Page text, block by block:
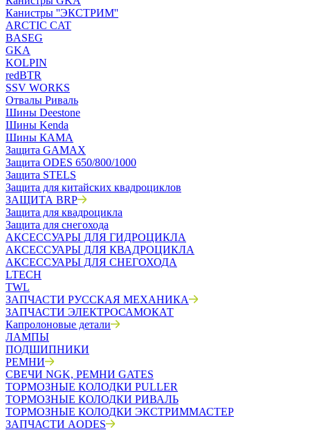
Канистры ''ЭКСТРИМ''
ARCTIC CAT
BASEG
GKA
KOLPIN
redBTR
SSV WORKS
Отвалы Риваль
Шины Deestone
Шины Kenda
Шины КАМА
Защита GAMAX
Защита ODES 650/800/1000
Защита STELS
Защита для китайских квадроциклов
ЗАЩИТА BRP
Защита для квадроцикла
Защита для снегохода
АКСЕССУАРЫ ДЛЯ ГИДРОЦИКЛА
АКСЕССУАРЫ ДЛЯ КВАДРОЦИКЛА
АКСЕССУАРЫ ДЛЯ СНЕГОХОДА
LTECH
TWL
ЗАПЧАСТИ РУССКАЯ МЕХАНИКА
ЗАПЧАСТИ ЭЛЕКТРОСАМОКАТ
Капролоновые детали
ЛАМПЫ
ПОДШИПНИКИ
РЕМНИ
СВЕЧИ NGK, РЕМНИ GATES
ТОРМОЗНЫЕ КОЛОДКИ PULLER
ТОРМОЗНЫЕ КОЛОДКИ РИВАЛЬ
ТОРМОЗНЫЕ КОЛОДКИ ЭКСТРИММАСТЕР
ЗАПЧАСТИ AODES